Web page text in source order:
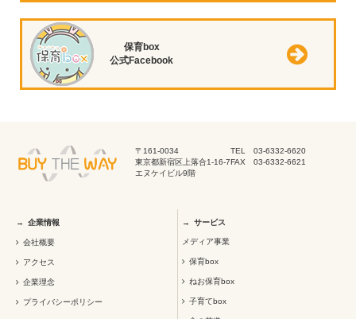
保育box
公式Facebook
〒161-0034
東京都新宿区上落合1-16-7
エヌケイビル9階
TEL 03-6332-6620
FAX 03-6332-6621
企業情報
会社概要
アクセス
企業理念
プライバシーポリシー
サービス
メディア事業
保育box
ねお保育box
子育てbox